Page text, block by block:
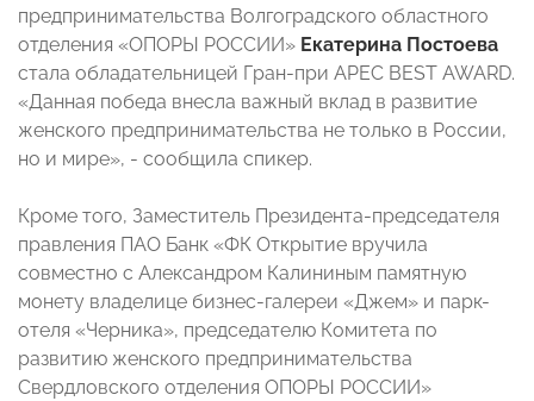
предпринимательства Волгоградского областного
отделения «ОПОРЫ РОССИИ» Екатерина Постоева
стала обладательницей Гран-при APEC BEST AWARD.
«Данная победа внесла важный вклад в развитие
женского предпринимательства не только в России,
но и мире», - сообщила спикер.
Кроме того, Заместитель Президента-председателя
правления ПАО Банк «ФК Открытие вручила
совместно с Александром Калининым памятную
монету владелице бизнес-галереи «Джем» и парк-
отеля «Черника», председателю Комитета по
развитию женского предпринимательства
Свердловского отделения ОПОРЫ РОССИИ»